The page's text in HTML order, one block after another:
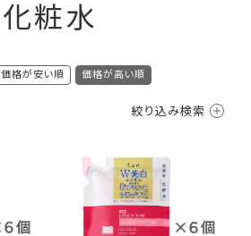
化粧水
価格が安い順 価格が高い順
絞り込み検索